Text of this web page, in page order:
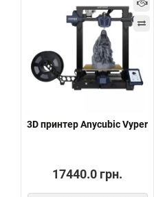
3D принтер Anycubic Vyper
17440.0 грн.